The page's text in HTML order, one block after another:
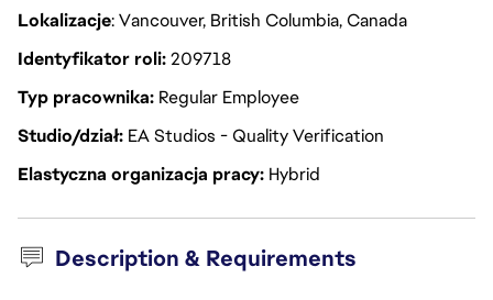
Lokalizacje: Vancouver, British Columbia, Canada
Identyfikator roli209718
Typ pracownika Regular Employee
Studio/dział EA Studios - Quality Verification
Elastyczna organizacja pracy Hybrid
Description & Requirements